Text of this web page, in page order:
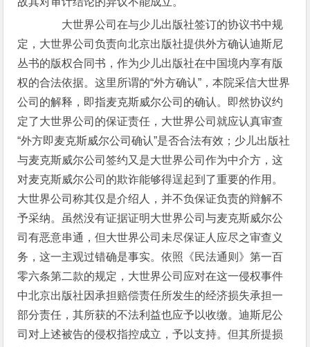
大世界公司在与少儿出版社签订的协议书中规
定，大世界公司负责向北京出版社提供外方确认迪斯尼
丛书的版权合同书，作为少儿出版社在中国境内享有版
权的合法依据。这里所谓的“外方确认”，本院采信大世界
公司的解释，即指麦克斯威尔公司的确认。即然协议约
定了大世界公司的保证责任，大世界公司就应认真审查
“外方即麦克斯威尔公司确认”是否合法有效；少儿出版社
与麦克斯威尔公司签约又是大世界公司作为中介方，这
对麦克斯威尔公司的欺诈能够得逞起到了重要的作用。
大世界公司称其仅是介绍人，并不负保证负责的辩解不
予采纳。虽然没有证据证明大世界公司与麦克斯威尔公
司有恶意串通，但大世界公司未尽保证人应尽之审查义
务，这一主观过错确是事实。依照《民法通则》第一百
零六条第二款的规定，大世界公司应对在这一侵权事件
中北京出版社因承担赔偿责任所发生的经济损失承担一
部分责任，其所获的不法利益也应予以收缴。迪斯尼公
司对上述被告的侵权指控成立，予以支持。但其所提损